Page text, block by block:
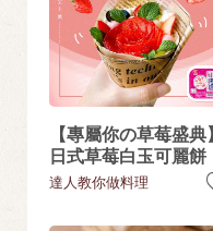
【專屬你の草莓盛典】
日式草莓白玉可麗餅
達人教你做料理